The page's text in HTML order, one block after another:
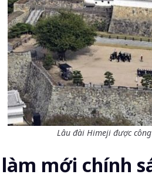
Lâu đài Himeji được
mới chính